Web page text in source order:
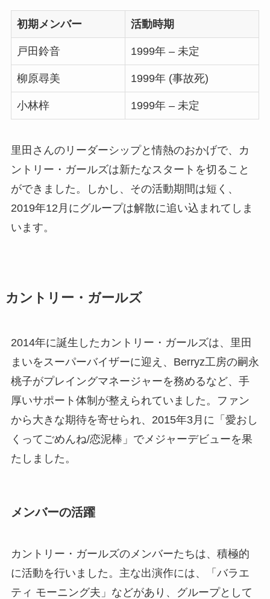
初期メンバー 活動時期
戸田鈴音 1999年 – 未定
柳原尋美 1999年 (事故死)
小林梓 1999年 – 未定
里田さんのリーダーシップと情熱のおかげで、カ
ントリー・ガールズは新たなスタートを切ること
ができました。しかし、その活動期間は短く、
2019年12月にグループは解散に追い込まれてしま
います。
カントリー・ガールズ
2014年に誕生したカントリー・ガールズは、里田
まいをスーパーバイザーに迎え、Berryz工房の嗣永
桃子がプレイングマネージャーを務めるなど、手
厚いサポート体制が整えられていました。ファン
から大きな期待を寄せられ、2015年3月に「愛おし
くってごめんね/恋泥棒」でメジャーデビューを果
たしました。
メンバーの活躍
カントリー・ガールズのメンバーたちは、積極的
に活動を行いました。主な出演作には、「バラエ
ティ モーニング夫」などがあり、グループとして